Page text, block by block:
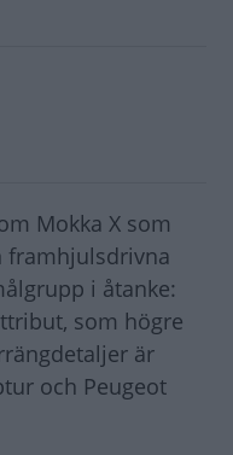
Mokka X som
i åtanke:
som högre
är
och Peugeot